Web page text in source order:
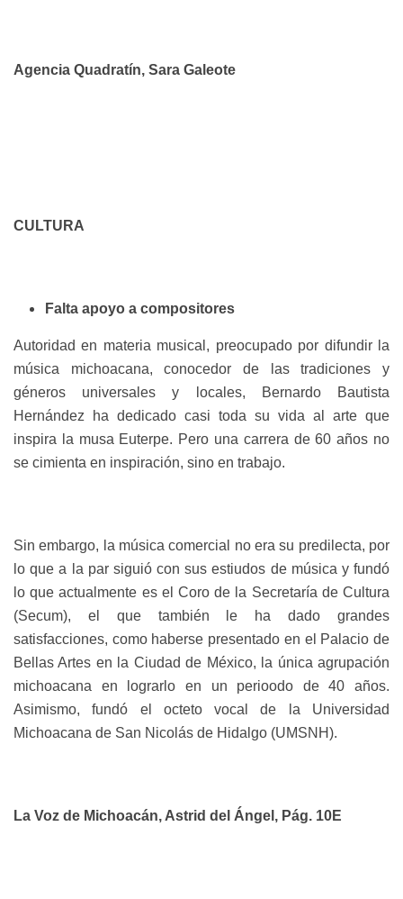
Agencia Quadratín, Sara Galeote
CULTURA
Falta apoyo a compositores
Autoridad en materia musical, preocupado por difundir la
música michoacana, conocedor de las tradiciones y
géneros universales y locales, Bernardo Bautista
Hernández ha dedicado casi toda su vida al arte que
inspira la musa Euterpe. Pero una carrera de 60 años no
se cimienta en inspiración, sino en trabajo.
Sin embargo, la música comercial no era su predilecta, por
lo que a la par siguió con sus estiudos de música y fundó
lo que actualmente es el Coro de la Secretaría de Cultura
(Secum), el que también le ha dado grandes
satisfacciones, como haberse presentado en el Palacio de
Bellas Artes en la Ciudad de México, la única agrupación
michoacana en lograrlo en un perioodo de 40 años.
Asimismo, fundó el octeto vocal de la Universidad
Michoacana de San Nicolás de Hidalgo (UMSNH).
La Voz de Michoacán, Astrid del Ángel, Pág. 10E